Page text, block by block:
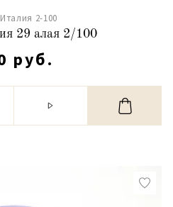
2-100
29 алая 2/100
руб.